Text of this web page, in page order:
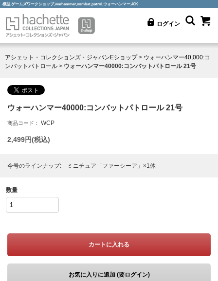
模型,ゲームズワークショップ,warhammer,combat,patrol,ウォーハンマー,40K
ログイン
アシェット・コレクションズ・ジャパンEショップ> ウォーハンマー40,000:コ
ンバットパトロール > ウォーハンマー40000:コンバットパトロール 21号
ウォーハンマー40000:コンバットパトロール 21号
商品コード： WCP
2,499円(税込)
今号のラインナップ: ミニチュア「ファーシーア」×1体
数量
カートに入れる
お気に入りに追加 (要ログイン)